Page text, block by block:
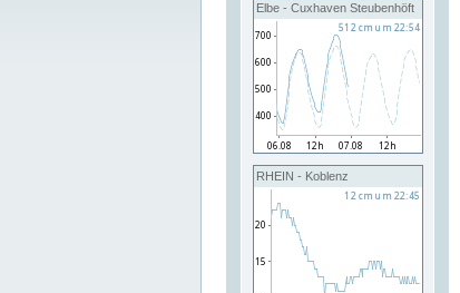
Elbe - Cuxhaven Steubenhöft
RHEIN - Koblenz